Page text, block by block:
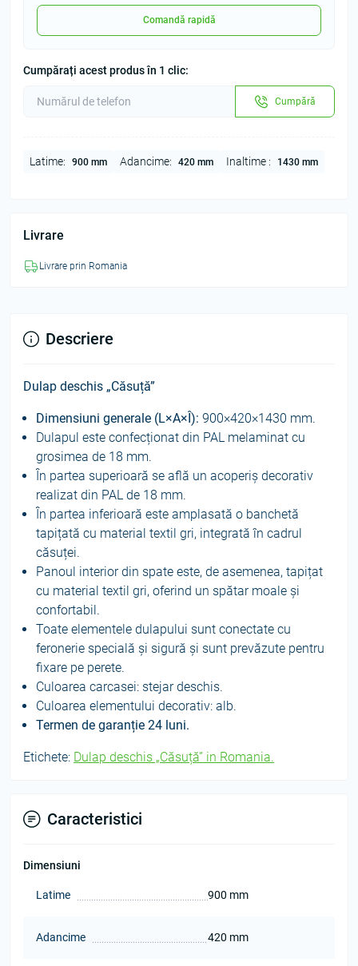
Comandă rapidă
Cumpărați acest produs în 1 clic:
Cumpără
Latime: 900 mm Adancime: 420 mm Inaltime : 1430 mm
Livrare
Livrare prin Romania
Descriere
Dulap deschis „Căsuță”
Dimensiuni generale (L×A×Î): 900×420×1430 mm.
Dulapul este confecționat din PAL melaminat cu
grosimea de 18 mm.
În partea superioară se află un acoperiș decorativ
realizat din PAL de 18 mm.
În partea inferioară este amplasată o banchetă
tapițată cu material textil gri, integrată în cadrul
căsuței.
Panoul interior din spate este, de asemenea, tapițat
cu material textil gri, oferind un spătar moale și
confortabil.
Toate elementele dulapului sunt conectate cu
feronerie specială și sigură și sunt prevăzute pentru
fixare pe perete.
Culoarea carcasei: stejar deschis.
Culoarea elementului decorativ: alb.
Termen de garanție 24 luni.
Etichete: Dulap deschis „Căsuță” in Romania.
Caracteristici
Dimensiuni
Latime 900 mm
Adancime 420 mm